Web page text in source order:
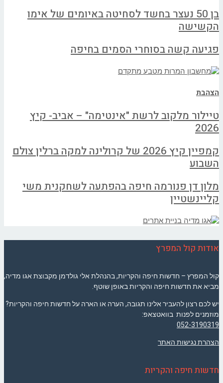
בן 50 נעצר בחשד לסחיטה באיומים של אימו
הקשישה
פגיעה קשה בסוחרי הסמים בחיפה
הצהבת
טיילור מלקוב לרשת "אינטימה" – אביב- קיץ
2026
קמפיין קיץ 2026 של קרולינה למקה ברלין צולם
השבוע
מלון דן פנורמה חיפה בהפתעה לשחקנית משי
קליינשטיין
אודות קול המפרץ
קול המפרץ – חדשות חיפה והקריות, בהנהלת אלי גולדמן מקבוצת אגו מדיה,
מביא את חדשות חיפה והקריות באופן שוטף.
יש לכם רצון להעביר אלינו תגובה, הערה או הארה על חדשות חיפה והקריות?
מוזמנים לפנות בוואטצאפ:
052-3190319
הצהרת נגישות האתר
חדשות חיפה והקריות